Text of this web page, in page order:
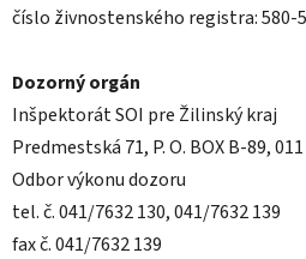
číslo živnostenského registra: 580-
Dozorný orgán
Inšpektorát SOI pre Žilinský kraj
Predmestská 71, P. O. BOX B-89,
Odbor výkonu dozoru
tel. č. 041/7632 130, 041/7632 139
fax č. 041/7632 139